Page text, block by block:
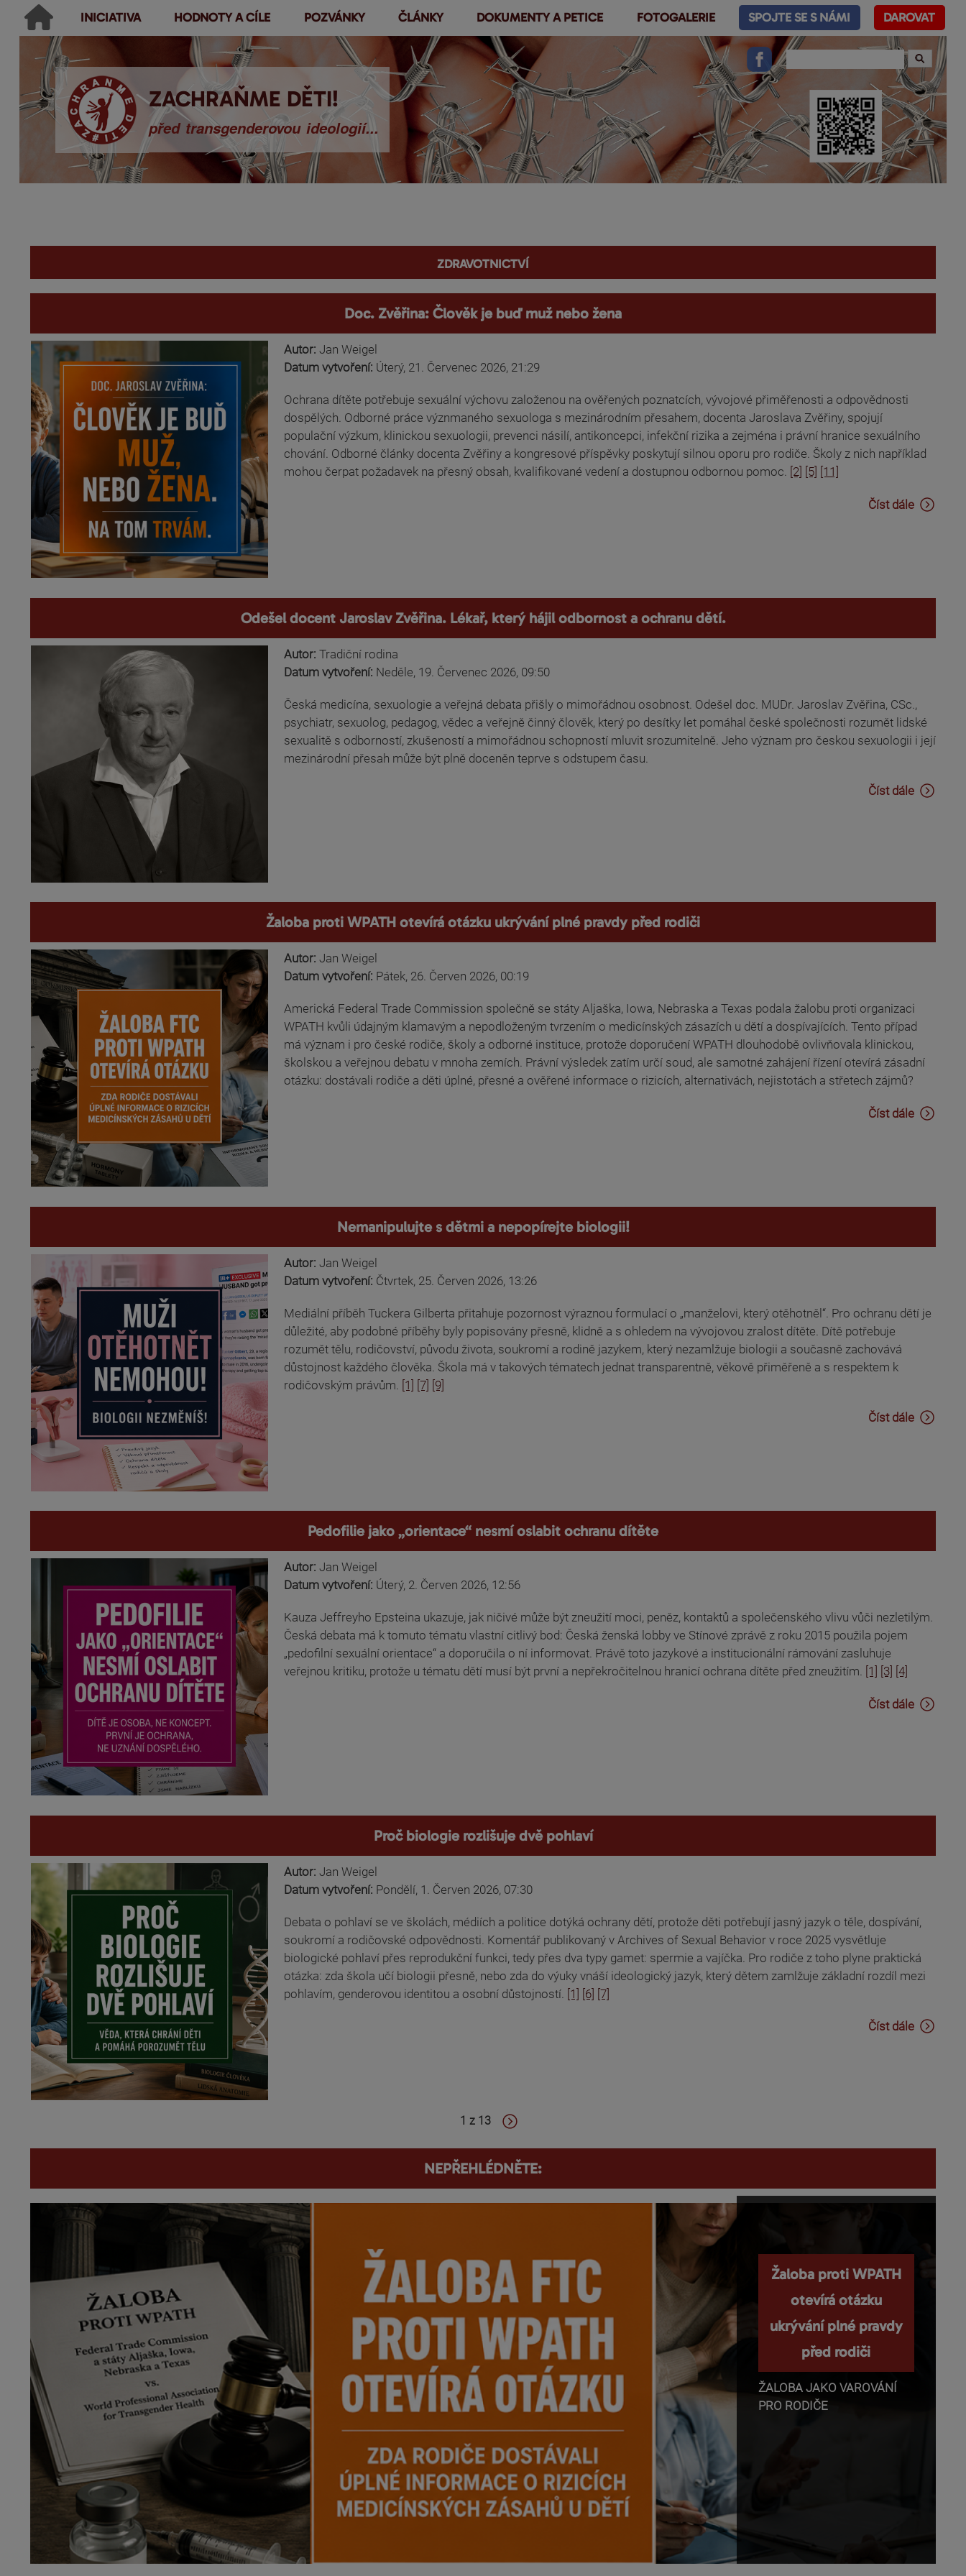
Přejít k
hlavnímu
obsahu
ZACHRAŇME DĚTI!
před transgenderovou ideologií...
Ikonky sociálních sítí
Vyhledávání
Hledat
Main menu
INICIATIVA HODNOTY A CÍLE POZVÁNKY ČLÁNKY DOKUMENTY A PETICE FOTOGALERIE SPOJTE SE S NÁMI DAROVAT
Zdravotnictví
Doc. Zvěřina: Člověk je buď muž nebo žena
Autor: Jan Weigel
Datum vytvoření: Úterý, 21. Červenec 2026, 21:29
Ochrana dítěte potřebuje sexuální výchovu založenou na ověřených poznatcích, vývojové přiměřenosti a odpovědnosti
dospělých. Odborné práce význmaného sexuologa s mezinárodním přesahem, docenta Jaroslava Zvěřiny, spojují
populační výzkum, klinickou sexuologii, prevenci násilí, antikoncepci, infekční rizika a zejména i právní hranice sexuálního
chování. Odborné články docenta Zvěřiny a kongresové příspěvky poskytují silnou oporu pro rodiče. Školy z nich například
mohou čerpat požadavek na přesný obsah, kvalifikované vedení a dostupnou odbornou pomoc. [2] [5] [11]
Číst dále
Odešel docent Jaroslav Zvěřina. Lékař, který hájil odbornost a ochranu dětí.
Autor: Tradiční rodina
Datum vytvoření: Neděle, 19. Červenec 2026, 09:50
Česká medicína, sexuologie a veřejná debata přišly o mimořádnou osobnost. Odešel doc. MUDr. Jaroslav Zvěřina, CSc.,
psychiatr, sexuolog, pedagog, vědec a veřejně činný člověk, který po desítky let pomáhal české společnosti rozumět lidské
sexualitě s odborností, zkušeností a mimořádnou schopností mluvit srozumitelně. Jeho význam pro českou sexuologii i její
mezinárodní přesah může být plně doceněn teprve s odstupem času.
Číst dále
Žaloba proti WPATH otevírá otázku ukrývání plné pravdy před rodiči
Autor: Jan Weigel
Datum vytvoření: Pátek, 26. Červen 2026, 00:19
Americká Federal Trade Commission společně se státy Aljaška, Iowa, Nebraska a Texas podala žalobu proti organizaci
WPATH kvůli údajným klamavým a nepodloženým tvrzením o medicínských zásazích u dětí a dospívajících. Tento případ
má význam i pro české rodiče, školy a odborné instituce, protože doporučení WPATH dlouhodobě ovlivňovala klinickou,
školskou a veřejnou debatu v mnoha zemích. Právní výsledek zatím určí soud, ale samotné zahájení řízení otevírá zásadní
otázku: dostávali rodiče a děti úplné, přesné a ověřené informace o rizicích, alternativách, nejistotách a střetech zájmů?
Číst dále
Nemanipulujte s dětmi a nepopírejte biologii!
Autor: Jan Weigel
Datum vytvoření: Čtvrtek, 25. Červen 2026, 13:26
Mediální příběh Tuckera Gilberta přitahuje pozornost výraznou formulací o „manželovi, který otěhotněl“. Pro ochranu dětí je
důležité, aby podobné příběhy byly popisovány přesně, klidně a s ohledem na vývojovou zralost dítěte. Dítě potřebuje
rozumět tělu, rodičovství, původu života, soukromí a rodině jazykem, který nezamlžuje biologii a současně zachovává
důstojnost každého člověka. Škola má v takových tématech jednat transparentně, věkově přiměřeně a s respektem k
rodičovským právům. [1] [7] [9]
Číst dále
Pedofilie jako „orientace“ nesmí oslabit ochranu dítěte
Autor: Jan Weigel
Datum vytvoření: Úterý, 2. Červen 2026, 12:56
Kauza Jeffreyho Epsteina ukazuje, jak ničivé může být zneužití moci, peněz, kontaktů a společenského vlivu vůči nezletilým.
Česká debata má k tomuto tématu vlastní citlivý bod: Česká ženská lobby ve Stínové zprávě z roku 2015 použila pojem
„pedofilní sexuální orientace“ a doporučila o ní informovat. Právě toto jazykové a institucionální rámování zasluhuje
veřejnou kritiku, protože u tématu dětí musí být první a nepřekročitelnou hranicí ochrana dítěte před zneužitím. [1] [3] [4]
Číst dále
Proč biologie rozlišuje dvě pohlaví
Autor: Jan Weigel
Datum vytvoření: Pondělí, 1. Červen 2026, 07:30
Debata o pohlaví se ve školách, médiích a politice dotýká ochrany dětí, protože děti potřebují jasný jazyk o těle, dospívání,
soukromí a rodičovské odpovědnosti. Komentář publikovaný v Archives of Sexual Behavior v roce 2025 vysvětluje
biologické pohlaví přes reprodukční funkci, tedy přes dva typy gamet: spermie a vajíčka. Pro rodiče z toho plyne praktická
otázka: zda škola učí biologii přesně, nebo zda do výuky vnáší ideologický jazyk, který dětem zamlžuje základní rozdíl mezi
pohlavím, genderovou identitou a osobní důstojností. [1] [6] [7]
Číst dále
1 z 13
NEPŘEHLÉDNĚTE:
Žaloba proti WPATH
otevírá otázku
ukrývání plné pravdy
před rodiči
ŽALOBA JAKO VAROVÁNÍ
PRO RODIČE
Nemanipulujte s
dětmi a nepopírejte
biologii!
Příběhy o těhotenství,
transgender identitě,
otevřeném vztahu a
školních diskusí a rozhovorů
mezi dětmi